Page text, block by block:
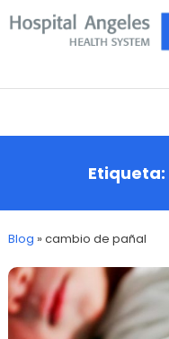
Skip
To
Etiqueta:
Blog »cambio de pañal